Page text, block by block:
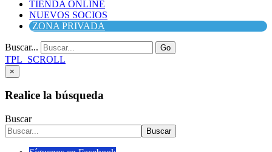
TIENDA ONLINE
NUEVOS SOCIOS
ZONA PRIVADA
Buscar... Go
TPL_SCROLL
×
Realice la búsqueda
Buscar
Buscar